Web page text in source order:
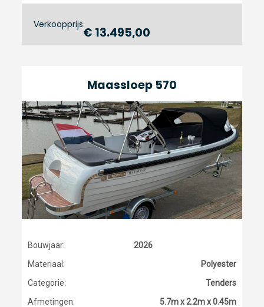
Verkoopprijs
€ 13.495,00
Maassloep 570
Bouwjaar:
2026
Materiaal:
Polyester
Categorie:
Tenders
Afmetingen:
5.7m x 2.2m x 0.45m